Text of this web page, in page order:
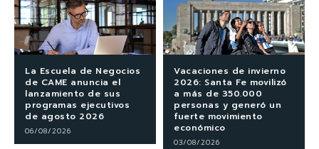
La Escuela de Negocios
de CAME anuncia el
lanzamiento de sus
programas ejecutivos
de agosto 2026
06/08/2026
Vacaciones de invierno
2026: Santa Fe movilizó
a más de 350.000
personas y generó un
fuerte movimiento
económico
03/08/2026